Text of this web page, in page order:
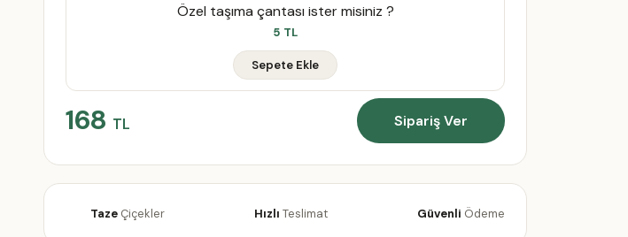
Özel taşıma çantası ister misiniz ?
5 TL
Sepete Ekle
168 TL Sipariş Ver
TazeÇiçekler Hızlı Teslimat Güvenli Ödeme